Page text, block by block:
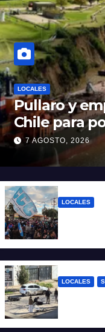
LOCALES
Pullaro y
Chile para
del sur de
para las
7 AGOSTO, 2026
LOCALES
sociales
LOCALES